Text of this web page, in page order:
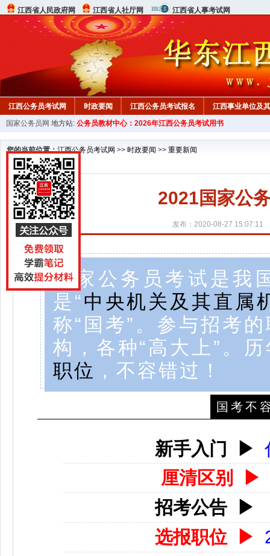
江西省人民政府网 江西省人社厅网 江西省人事考试网
江西公务员考试网 时政要闻 江西公务员考试报名 江西事业单位及
行测真题 在线咨询 教材中心
国家公务员网 地方站: 公务员教材中心：2026年江西公务员考试用书
您的当前位置：江西公务员考试网 >> 时政要闻 >> 重要新闻
2021国家公
发布：2020-08-27 15:07:11
国家公务员考试是我
是“中央机关及其直属
称“国考”。参与招考
构，各种“高大上”。
职位 ，不容错过！
国考不
新手入门 ▶
厘清区别
▶
招考公告
▶
选报职位
▶